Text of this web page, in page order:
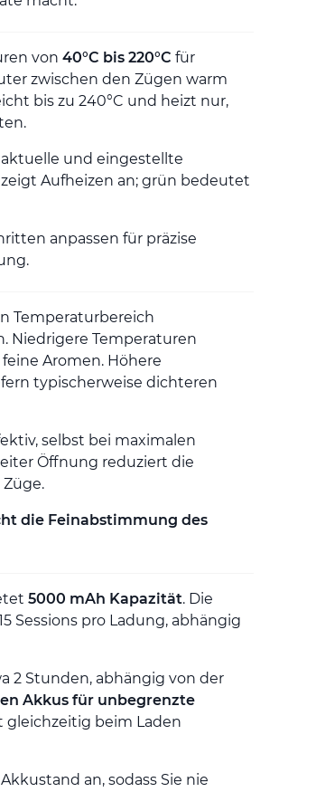
von 40°C bis 220°C für
zwischen den Zügen warm
bis zu 240°C und heizt nur,
aktuelle und eingestellte
Aufheizen an; grün bedeutet
anpassen für präzise
Temperaturbereich
Niedrigere Temperaturen
feine Aromen. Höhere
typischerweise dichteren
selbst bei maximalen
Öffnung reduziert die
die Feinabstimmung des
5000 mAh Kapazität. Die
Sessions pro Ladung, abhängig
2 Stunden, abhängig von der
Akkus für unbegrenzte
gleichzeitig beim Laden
an, sodass Sie nie